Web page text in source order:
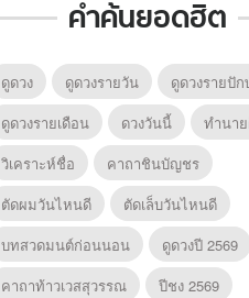
คำค้นยอดฮิต
ดูดวง ดูดวงรายวัน
ดูดวงรายปัก
ดูดวงรายเดือน
ดวงวันนี้
ทํานา
วิเคราะห์ชื่อ
คาถาชินบัญชร
ตัดผมวันไหนดี
ตัดเล็บวันไหนดี
บทสวดมนต์ก่อนนอน
ดูดวงปี 2569
คาถาท้าวเวสสุวรรณ
ปีชง 2569